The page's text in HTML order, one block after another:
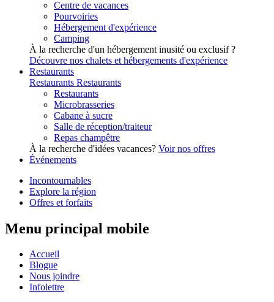
Centre de vacances
Pourvoiries
Hébergement d'expérience
Camping
À la recherche d'un hébergement inusité ou exclusif ?
Découvre nos chalets et hébergements d'expérience
Restaurants
Restaurants Restaurants
Restaurants
Microbrasseries
Cabane à sucre
Salle de réception/traiteur
Repas champêtre
À la recherche d'idées vacances? Voir nos offres
Événements
Incontournables
Explore la région
Offres et forfaits
Menu principal mobile
Accueil
Blogue
Nous joindre
Infolettre